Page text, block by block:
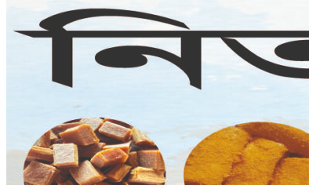
কালের সংবাদ
www.kalersongbad.com